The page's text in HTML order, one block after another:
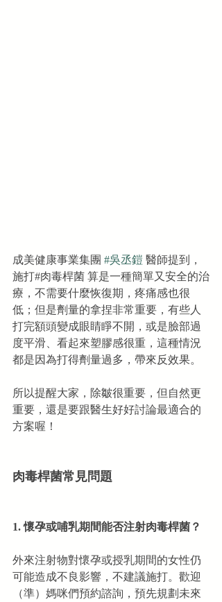
成美健康事業集團 #吳丞鎧 醫師提到，
施打#肉毒桿菌 算是一種簡單又安全的治
療，不需要什麼恢復期，疼痛感也很
低；但是劑量的拿捏非常重要，有些人
打完額頭變成眼睛睜不開，或是臉部過
度平滑、看起來塑膠感很重，這種情況
都是因為打得劑量過多，帶來反效果。
所以提醒大家，除皺很重要，但自然更
重要，還是要跟醫生好好討論最適合的
方案喔！
肉毒桿菌常見問題
1. ​懷孕或哺乳期間能否注射肉毒桿菌？
外來注射物對懷孕或授乳期間的女性仍
可能造成不良影響，不建議施打。歡迎
（準）媽咪們預約諮詢，預先規劃未來